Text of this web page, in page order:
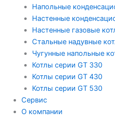
Напольные
Настенные
Настенные газовые
Стальные надувные
Чугунные напольные
Котлы серии GT 330
Котлы серии GT 430
Котлы серии GT 530
Сервис
О компании